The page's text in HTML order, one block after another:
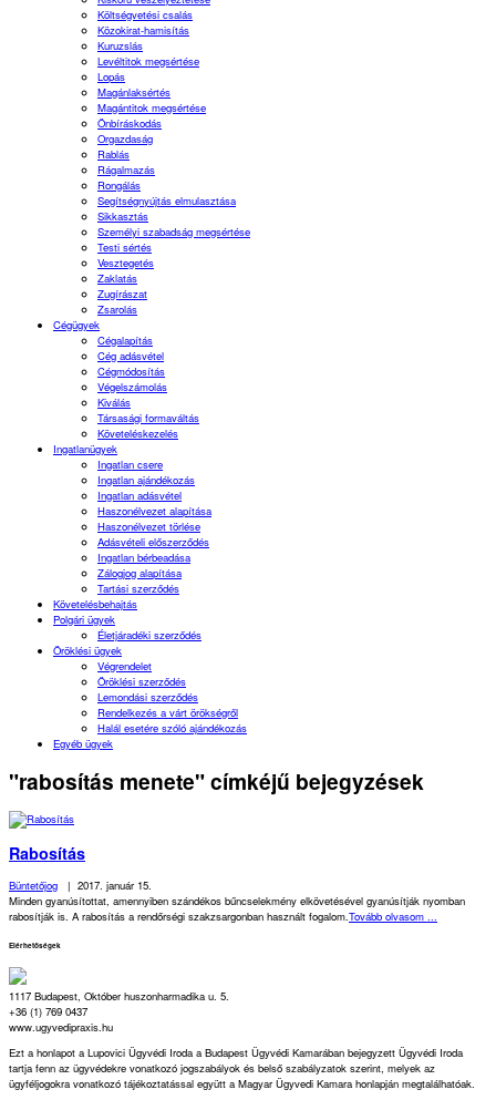
Költségvetési csalás
Közokirat-hamisítás
Kuruzslás
Levéltitok megsértése
Lopás
Magánlaksértés
Magántitok megsértése
Önbíráskodás
Orgazdaság
Rablás
Rágalmazás
Rongálás
Segítségnyújtás elmulasztása
Sikkasztás
Személyi szabadság megsértése
Testi sértés
Vesztegetés
Zaklatás
Zugírászat
Zsarolás
Cégügyek
Cégalapítás
Cég adásvétel
Cégmódosítás
Végelszámolás
Kiválás
Társasági formaváltás
Követeléskezelés
Ingatlanügyek
Ingatlan csere
Ingatlan ajándékozás
Ingatlan adásvétel
Haszonélvezet alapítása
Haszonélvezet törlése
Adásvételi előszerződés
Ingatlan bérbeadása
Zálogjog alapítása
Tartási szerződés
Követelésbehajtás
Polgári ügyek
Életjáradéki szerződés
Öröklési ügyek
Végrendelet
Öröklési szerződés
Lemondási szerződés
Rendelkezés a várt örökségről
Halál esetére szóló ajándékozás
Egyéb ügyek
"rabosítás menete" címkéjű bejegyzések
Rabosítás
Büntetőjog | 2017. január 15.
Minden gyanúsítottat, amennyiben szándékos bűncselekmény elkövetésével gyanúsítják nyomban
rabosítják is. A rabosítás a rendőrségi szakzsargonban használt fogalom. Tovább olvasom ...
Elérhetőségek
1117 Budapest, Október huszonharmadika u. 5.
+36 (1) 769 0437
www.ugyvedipraxis.hu
Ezt a honlapot a Lupovici Ügyvédi Iroda a Budapest Ügyvédi Kamarában bejegyzett Ügyvédi Iroda
tartja fenn az ügyvédekre vonatkozó jogszabályok és belső szabályzatok szerint, melyek az
ügyféljogokra vonatkozó tájékoztatással együtt a Magyar Ügyvedi Kamara honlapján megtalálhatóak.